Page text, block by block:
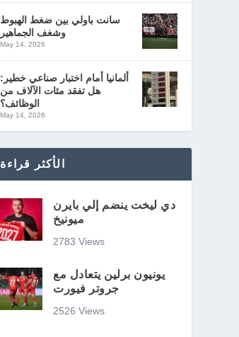
سانت باولي بين ضغط الهبوط
وشغف الجماهير
May 14, 2026
ألمانيا أمام اختبار صناعي خطير:
هل تفقد مئات الآلاف من
الوظائف؟
May 14, 2026
الأكثر قراءة
دي ليخت ينضم إلي بايرن
ميونيخ
2783 Views
يونيون برلين يتعادل مع
جروتر فيورت
2526 Views